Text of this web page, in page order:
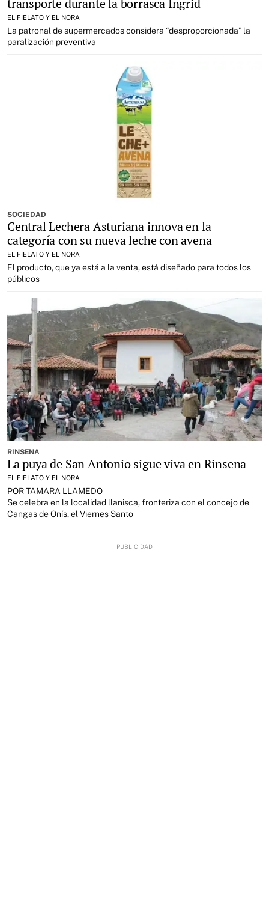
EL FIELATO Y EL NORA
La patronal de supermercados considera “desproporcionada” la
paralización preventiva
SOCIEDAD
Central Lechera Asturiana innova en la
categoría con su nueva leche con avena
EL FIELATO Y EL NORA
El producto, que ya está a la venta, está diseñado para todos los
públicos
RINSENA
La puya de San Antonio sigue viva en Rinsena
EL FIELATO Y EL NORA
POR TAMARA LLAMEDO
Se celebra en la localidad llanisca, fronteriza con el concejo de
Cangas de Onís, el Viernes Santo